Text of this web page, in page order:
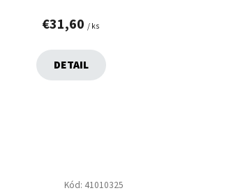
€31,60/ ks
DETAIL
Kód: 41010325